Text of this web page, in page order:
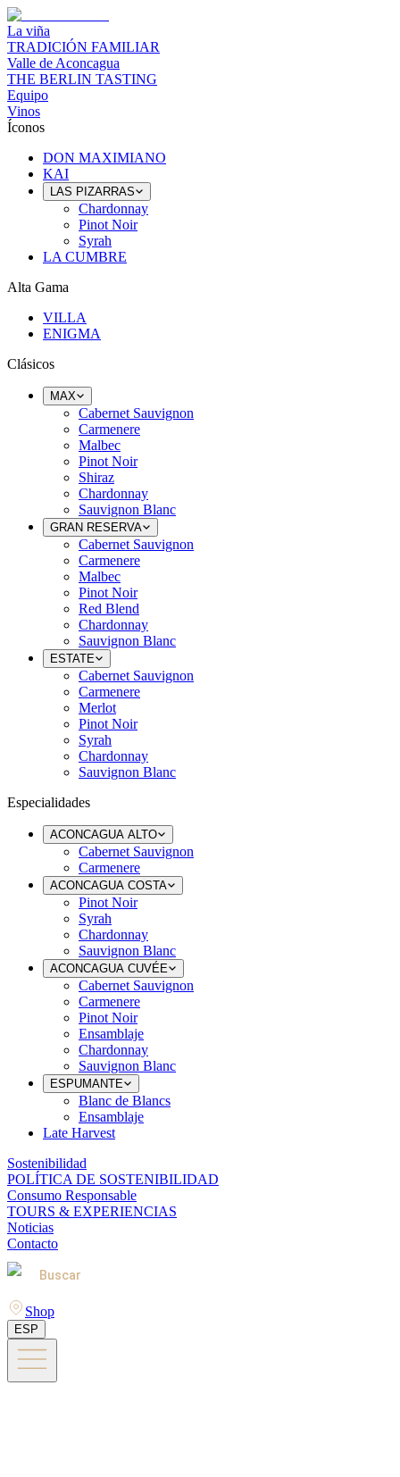
La viña
TRADICIÓN FAMILIAR
Valle de Aconcagua
THE BERLIN TASTING
Equipo
Vinos
Íconos
DON MAXIMIANO
KAI
LAS PIZARRAS
Chardonnay
Pinot Noir
Syrah
LA CUMBRE
Alta Gama
VILLA
ENIGMA
Clásicos
MAX
Cabernet Sauvignon
Carmenere
Malbec
Pinot Noir
Shiraz
Chardonnay
Sauvignon Blanc
GRAN RESERVA
Cabernet Sauvignon
Carmenere
Malbec
Pinot Noir
Red Blend
Chardonnay
Sauvignon Blanc
ESTATE
Cabernet Sauvignon
Carmenere
Merlot
Pinot Noir
Syrah
Chardonnay
Sauvignon Blanc
Especialidades
ACONCAGUA ALTO
Cabernet Sauvignon
Carmenere
ACONCAGUA COSTA
Pinot Noir
Syrah
Chardonnay
Sauvignon Blanc
ACONCAGUA CUVÉE
Cabernet Sauvignon
Carmenere
Pinot Noir
Ensamblaje
Chardonnay
Sauvignon Blanc
ESPUMANTE
Blanc de Blancs
Ensamblaje
Late Harvest
Sostenibilidad
POLÍTICA DE SOSTENIBILIDAD
Consumo Responsable
TOURS & EXPERIENCIAS
Noticias
Contacto
Buscar
Shop
ESP